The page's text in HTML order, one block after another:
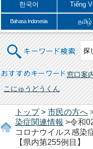
한국어 Tiếng
Bahasa Indonesia தமிழ்
キーワード検索
おすすめキーワード 窓口案
こにゅうどうくん
トップ> 市民の方へ
染症関連情報 >令和
コロナウイルス感染
【県内第255例目】